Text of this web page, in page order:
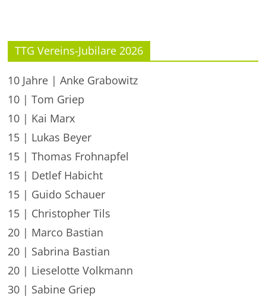
TTG Vereins-Jubilare 2026
10 Jahre | Anke Grabowitz
10 | Tom Griep
10 | Kai Marx
15 | Lukas Beyer
15 | Thomas Frohnapfel
15 | Detlef Habicht
15 | Guido Schauer
15 | Christopher Tils
20 | Marco Bastian
20 | Sabrina Bastian
20 | Lieselotte Volkmann
30 | Sabine Griep